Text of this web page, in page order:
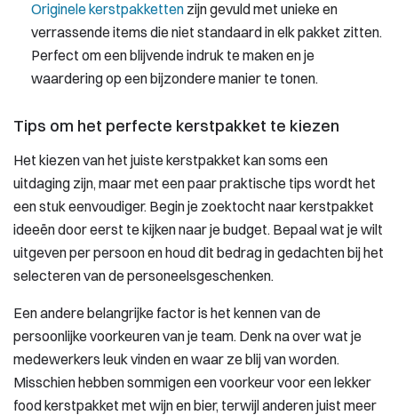
Originele kerstpakketten zijn gevuld met unieke en
verrassende items die niet standaard in elk pakket zitten.
Perfect om een blijvende indruk te maken en je
waardering op een bijzondere manier te tonen.
Tips om het perfecte kerstpakket te kiezen
Het kiezen van het juiste kerstpakket kan soms een
uitdaging zijn, maar met een paar praktische tips wordt het
een stuk eenvoudiger. Begin je zoektocht naar kerstpakket
ideeën door eerst te kijken naar je budget. Bepaal wat je wilt
uitgeven per persoon en houd dit bedrag in gedachten bij het
selecteren van de personeelsgeschenken.
Een andere belangrijke factor is het kennen van de
persoonlijke voorkeuren van je team. Denk na over wat je
medewerkers leuk vinden en waar ze blij van worden.
Misschien hebben sommigen een voorkeur voor een lekker
food kerstpakket met wijn en bier, terwijl anderen juist meer